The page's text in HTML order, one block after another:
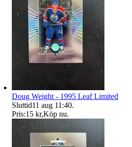
Doug Weight - 1995 Leaf Limited
Sluttid11 aug 11:40.
Pris:15 kr,Köp nu.